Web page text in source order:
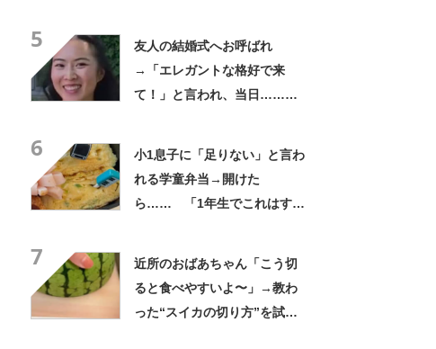
5
友人の結婚式へお呼ばれ
→「エレガントな格好で来
て！」と言われ、当日……ま
6
小1息子に「足りない」と言わ
れる学童弁当→開けた
ら…… 「1年生でこれはすご
7
近所のおばあちゃん「こう切
ると食べやすいよ〜」→教わ
った“スイカの切り方”を試し